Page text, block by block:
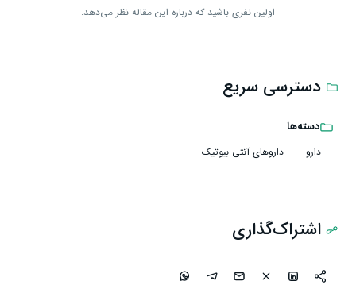
اولین نفری باشید که درباره این مقاله نظر می‌دهد.
دسترسی سریع
دسته‌ها
دارو داروهای آنتی بیوتیک
اشتراک‌گذاری